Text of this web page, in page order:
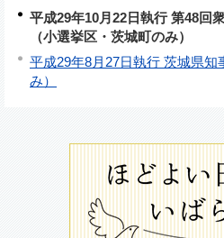
平成29年10月22日執行 第48回
（小選挙区・茨城町のみ）
平成29年8月27日執行 茨城県
み）